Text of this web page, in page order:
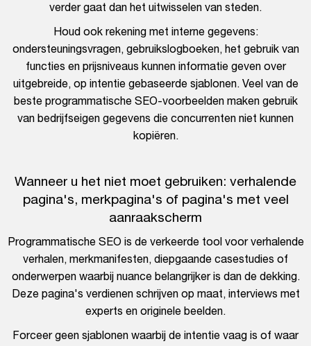
verder gaat dan het uitwisselen van steden.
Houd ook rekening met interne gegevens:
ondersteuningsvragen, gebruikslogboeken, het gebruik van
functies en prijsniveaus kunnen informatie geven over
uitgebreide, op intentie gebaseerde sjablonen. Veel van de
beste programmatische SEO-voorbeelden maken gebruik
van bedrijfseigen gegevens die concurrenten niet kunnen
kopiëren.
Wanneer u het niet moet gebruiken: verhalende
pagina's, merkpagina's of pagina's met veel
aanraakscherm
Programmatische SEO is de verkeerde tool voor verhalende
verhalen, merkmanifesten, diepgaande casestudies of
onderwerpen waarbij nuance belangrijker is dan de dekking.
Deze pagina's verdienen schrijven op maat, interviews met
experts en originele beelden.
Forceer geen sjablonen waarbij de intentie vaag is of waar